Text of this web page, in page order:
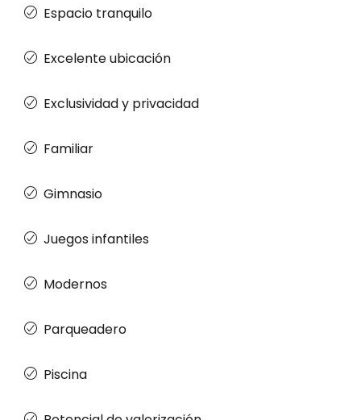
Espacio tranquilo
Excelente ubicación
Exclusividad y privacidad
Familiar
Gimnasio
Juegos infantiles
Modernos
Parqueadero
Piscina